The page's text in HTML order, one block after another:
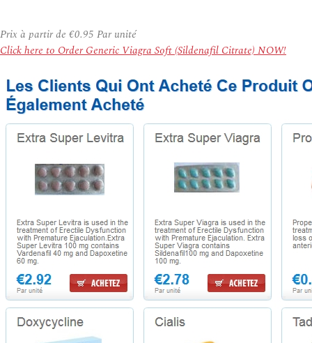
Prix à partir de €0.95 Par unité
Click here to Order Generic Viagra Soft (Sildenafil Citrate) NOW!